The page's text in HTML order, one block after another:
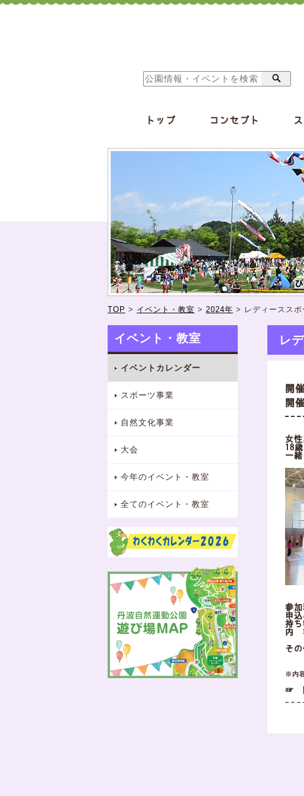
トップ コンセプト
TOP > イベント・教室 > 2024年 > レディーススポ
イベント・教室
イベントカレンダー
スポーツ事業
自然文化事業
大会
今年のイベント・教室
全てのイベント・教室
レ
開
開
女
18
一
参加
申
持
内
そ
※
※内
☞